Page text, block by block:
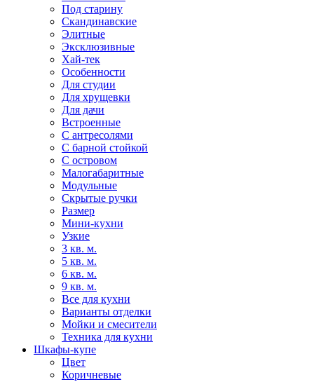
Под старину
Скандинавские
Элитные
Эксклюзивные
Хай-тек
Особенности
Для студии
Для хрущевки
Для дачи
Встроенные
С антресолями
С барной стойкой
С островом
Малогабаритные
Модульные
Скрытые ручки
Размер
Мини-кухни
Узкие
3 кв. м.
5 кв. м.
6 кв. м.
9 кв. м.
Все для кухни
Варианты отделки
Мойки и смесители
Техника для кухни
Шкафы-купе
Цвет
Коричневые